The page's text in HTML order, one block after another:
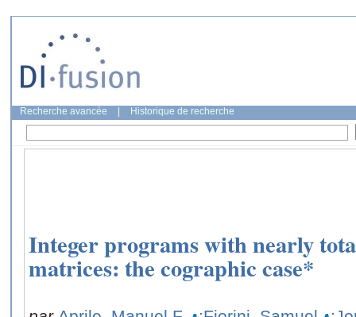
Recherche avancée Historique de recherche
Integer programs with nearly
matrices: the cographic case*